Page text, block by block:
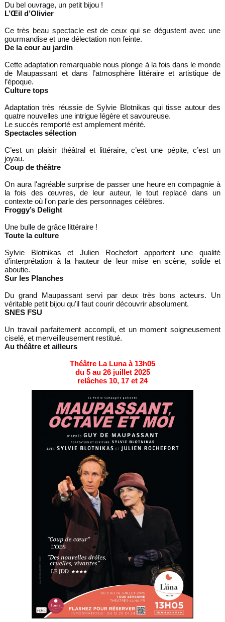
Du bel ouvrage, un petit bijou !
L’Œil d’Olivier
Ce très beau spectacle est de ceux qui se dégustent avec une
gourmandise et une délectation non feinte.
De la cour au jardin
Cette adaptation remarquable nous plonge à la fois dans le monde
de Maupassant et dans l’atmosphère littéraire et artistique de
l’époque.
Culture tops
Adaptation très réussie de Sylvie Blotnikas qui tisse autour des
quatre nouvelles une intrigue légère et savoureuse.
Le succès remporté est amplement mérité.
Spectacles sélection
C’est un plaisir théâtral et littéraire, c’est une pépite, c’est un
joyau.
Coup de théâtre
On aura l'agréable surprise de passer une heure en compagnie à
la fois des œuvres, de leur auteur, le tout replacé dans un
contexte où l'on parle des personnages célèbres.
Froggy’s Delight
Une bulle de grâce littéraire !
Toute la culture
Sylvie Blotnikas et Julien Rochefort apportent une qualité
d’interprétation à la hauteur de leur mise en scène, solide et
aboutie.
Sur les Planches
Du grand Maupassant servi par deux très bons acteurs. Un
véritable petit bijou qu’il faut courir découvrir absolument.
SNES FSU
Un travail parfaitement accompli, et un moment soigneusement
ciselé, et merveilleusement restitué.
Au théâtre et ailleurs
Théâtre La Lunaà 13h05
du 5 au 26 juillet 2025
relâches 10, 17 et 24